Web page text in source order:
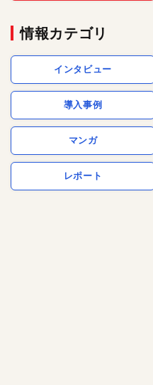
情報カテゴリ
インタビュー
導入事例
マンガ
レポート